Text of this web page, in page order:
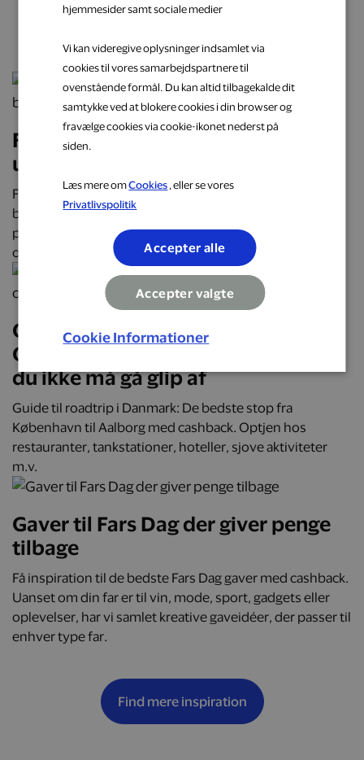
næste oplevelse
Få cashback på hverdagens
udgifter hos populære brands
Få cashback på hverdagens udgifter hos over 2.000
butikker, restauranter og webshops. Optjen automatisk
penge tilbage på alt fra mad og transport til mode, bolig
og faste abonnementer.
Oplev Danmark på roadtrip:
Oplevelser, mad og overnatninger,
du ikke må gå glip af
Guide til roadtrip i Danmark: De bedste stop fra
København til Aalborg med cashback. Optjen hos
restauranter, tankstationer, hoteller, sjove aktiviteter
m.v.
Gaver til Fars Dag der giver penge
tilbage
Få inspiration til de bedste Fars Dag gaver med cashback.
Uanset om din far er til vin, mode, sport, gadgets eller
oplevelser, har vi samlet kreative gaveidéer, der passer til
enhver type far.
Find mere inspiration
hjemmesider samt sociale medier
Vi kan videregive oplysninger indsamlet via
cookies til vores samarbejdspartnere til
ovenstående formål. Du kan altid tilbagekalde dit
samtykke ved at blokere cookies i din browser og
fravælge cookies via cookie-ikonet nederst på
siden.
Læs mere omCookies , eller se vores
Privatlivspolitik
Accepter alle
Accepter valgte
Cookie Informationer